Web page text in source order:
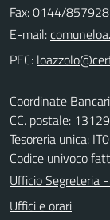
Fax: 0144/857928
E-mail:
PEC:
Coordinate
CC. postale:
Tesoreria unica:
Codice univoco
Ufficio Segreteria
Uffici e orari